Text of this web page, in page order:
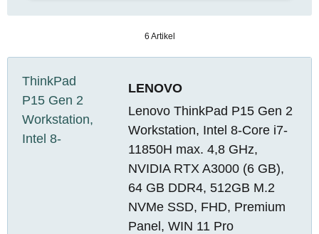
6 Artikel
LENOVO
Lenovo ThinkPad P15 Gen 2
Workstation, Intel 8-Core i7-
11850H max. 4,8 GHz,
NVIDIA RTX A3000 (6 GB),
64 GB DDR4, 512GB M.2
NVMe SSD, FHD, Premium
Panel, WIN 11 Pro